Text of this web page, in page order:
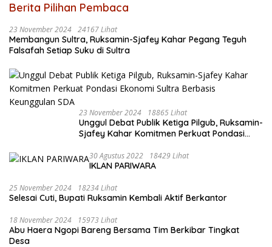
Berita Pilihan Pembaca
23 November 2024 24167 Lihat
Membangun Sultra, Ruksamin-Sjafey Kahar Pegang Teguh
Falsafah Setiap Suku di Sultra
23 November 2024 18865 Lihat
Unggul Debat Publik Ketiga Pilgub, Ruksamin-
Sjafey Kahar Komitmen Perkuat Pondasi
30 Agustus 2022 18429 Lihat
IKLAN PARIWARA
25 November 2024 18234 Lihat
Selesai Cuti, Bupati Ruksamin Kembali Aktif Berkantor
18 November 2024 15973 Lihat
Abu Haera Ngopi Bareng Bersama Tim Berkibar Tingkat
Desa